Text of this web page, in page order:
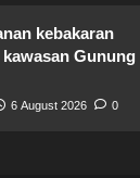
kebakaran
Gunung
6 August 2026 0